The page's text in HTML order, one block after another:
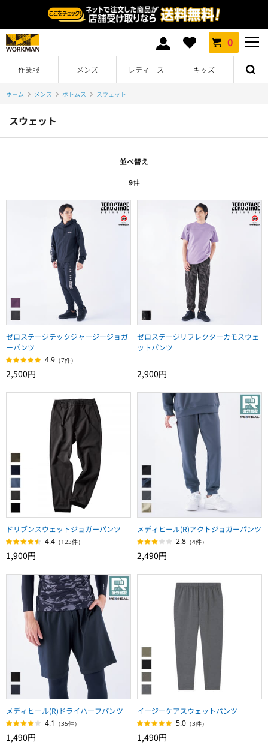
0
作業服 メンズ レディース キッズ
ホーム メンズ ボトムス スウェット
スウェット
並べ替え
9件
ゼロステージテックジャージージョガ
ーパンツ
4.9 （7件）
2,500円
ゼロステージリフレクターカモスウェ
ットパンツ
2,900円
ドリブンスウェットジョガーパンツ
4.4 （123件）
1,900円
メディヒール(R)アクトジョガーパンツ
2.8 （4件）
2,490円
メディヒール(R)ドライハーフパンツ
4.1 （35件）
1,490円
イージーケアスウェットパンツ
5.0 （3件）
1,490円